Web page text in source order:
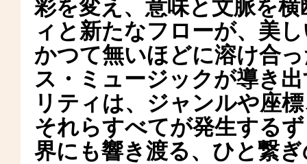
彩を変え、意味と文脈を
ィと新たなフローが、美
かつて無いほどに溶け合
ス・ミュージックが導き
リティは、ジャンルや座
それらすべてが発生する
界にも響き渡る、ひと繋